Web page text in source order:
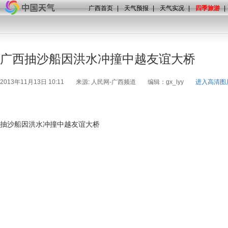
广西首页 | 天气预报 | 天气实况 | 四季旅游 |
广西抽沙船因洪水冲撞中越友谊大桥
2013年11月13日 10:11 来源: 人民网-广西频道 编辑：gx_lyy 进入高清图
抽沙船因洪水冲撞中越友谊大桥